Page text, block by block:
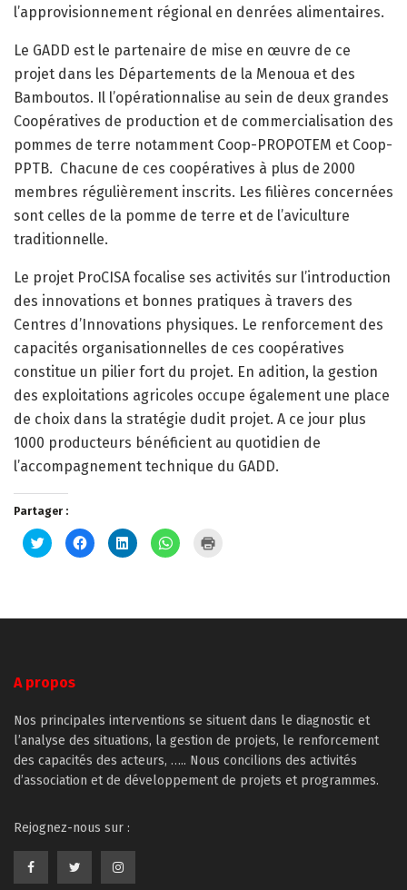
l’approvisionnement régional en denrées alimentaires.
Le GADD est le partenaire de mise en œuvre de ce
projet dans les Départements de la Menoua et des
Bamboutos. Il l’opérationnalise au sein de deux grandes
Coopératives de production et de commercialisation des
pommes de terre notamment Coop-PROPOTEM et Coop-
PPTB. Chacune de ces coopératives à plus de 2000
membres régulièrement inscrits. Les filières concernées
sont celles de la pomme de terre et de l’aviculture
traditionnelle.
Le projet ProCISA focalise ses activités sur l’introduction
des innovations et bonnes pratiques à travers des
Centres d’Innovations physiques. Le renforcement des
capacités organisationnelles de ces coopératives
constitue un pilier fort du projet. En adition, la gestion
des exploitations agricoles occupe également une place
de choix dans la stratégie dudit projet. A ce jour plus
1000 producteurs bénéficient au quotidien de
l’accompagnement technique du GADD.
Partager :
Cliquez
pour
partager
nouvelle
Cliquez
pour
partager
nouvelle
Cliquez
pour
partager
nouvelle
Cliquez
pour
nouvelle
A propos
Nos principales interventions se situent dans le diagnostic et
l’analyse des situations, la gestion de projets, le renforcement
des capacités des acteurs, ….. Nous concilions des activités
d’association et de développement de projets et programmes.
Rejognez-nous sur :